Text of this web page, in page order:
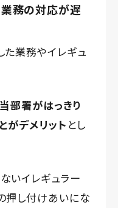
務の対応が遅
業務やイレギュ
部署がはっきり
がデメリット とし
いイレギュラー
押し付けあいにな